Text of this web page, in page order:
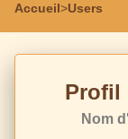
Accueil>Users
Profil
Nom